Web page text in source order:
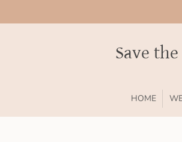
direct
Save
HOME